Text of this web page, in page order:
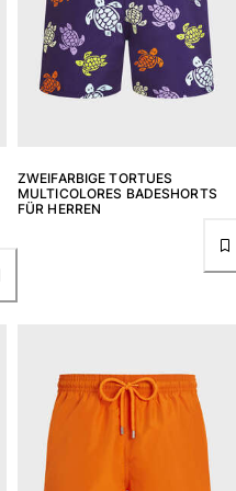
ZWEIFARBIGE TORTUES
MULTICOLORES BADESHORTS
FÜR HERREN